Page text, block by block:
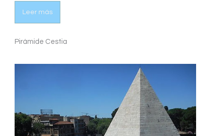
Leer más
Pirámide Cestia